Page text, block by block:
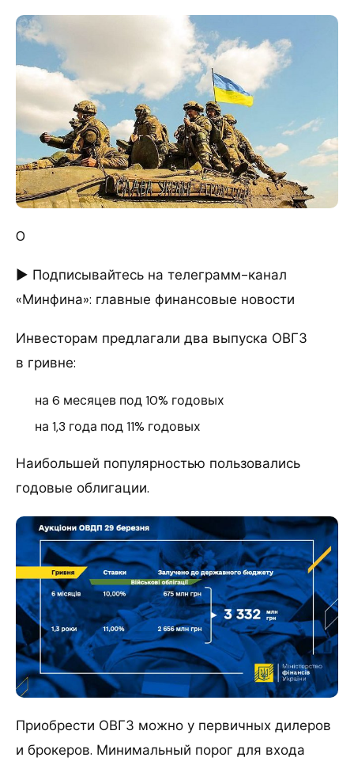
0
► Подписывайтесь на телеграмм-канал
«Минфина»: главные финансовые новости
Инвесторам предлагали два выпуска ОВГЗ
в гривне:
на 6 месяцев под 10% годовых
на 1,3 года под 11% годовых
Наибольшей популярностью пользовались
годовые облигации.
Приобрести ОВГЗ можно у первичных дилеров
и брокеров. Минимальный порог для входа